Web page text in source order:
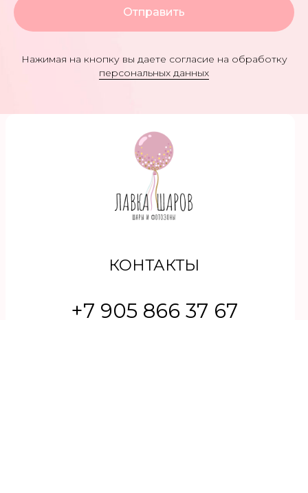
Отправить
Нажимая на кнопку вы даете согласие на обработку
персональных данных
Разработка сайта
Клиентам
Скидки
Контакты